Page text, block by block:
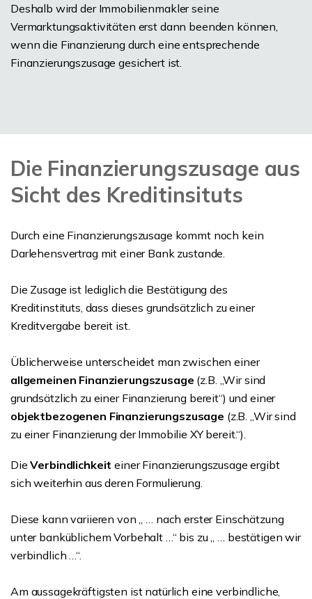
Deshalb wird der Immobilienmakler seine
Vermarktungsaktivitäten erst dann beenden können,
wenn die Finanzierung durch eine entsprechende
Finanzierungszusage gesichert ist.
Die Finanzierungszusage aus
Sicht des Kreditinsituts
Durch eine Finanzierungszusage kommt noch kein
Darlehensvertrag mit einer Bank zustande.
Die Zusage ist lediglich die Bestätigung des
Kreditinstituts, dass dieses grundsätzlich zu einer
Kreditvergabe bereit ist.
Üblicherweise unterscheidet man zwischen einer
allgemeinen Finanzierungszusage (z.B. „Wir sind
grundsätzlich zu einer Finanzierung bereit“) und einer
objektbezogenen Finanzierungszusage (z.B. „Wir sind
zu einer Finanzierung der Immobilie XY bereit.“).
DieVerbindlichkeiteiner Finanzierungszusage ergibt
sich weiterhin aus deren Formulierung.
Diese kann variieren von „ … nach erster Einschätzung
unter banküblichem Vorbehalt …“ bis zu „ … bestätigen wir
verbindlich …“.
Am aussagekräftigsten ist natürlich eine verbindliche,